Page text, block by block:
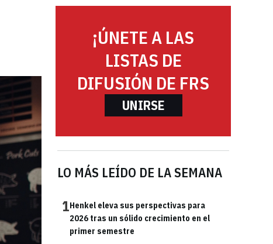
¡ÚNETE A LAS
LISTAS DE
DIFUSIÓN DE FRS
UNIRSE
LO MÁS LEÍDO DE LA SEMANA
1Henkel eleva sus perspectivas para
2026 tras un sólido crecimiento en el
primer semestre